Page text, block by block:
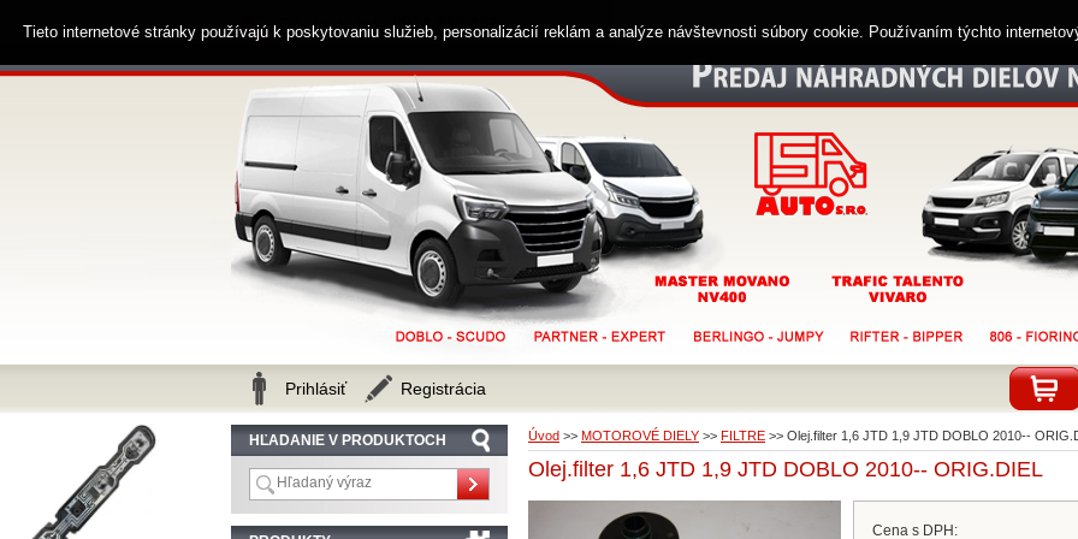
Úvod >> MOTOROVÉ DIELY >> FILTRE >> Olej.filter 1,6 JTD 1,9 JTD DOBLO 2010--
Olej.filter 1,6 JTD 1,9 JTD DOBLO 2010-- ORIG.DIEL
Cena s DPH:
HĽADANIE V PRODUKTOCH
Zákaznícka linka 0914 238 482
Prihlásiť Registrácia
Tieto internetové stránky používajú k poskytovaniu služieb, personalizácií reklám a analýze návštevnosti súbory cookie. Používaním týchto